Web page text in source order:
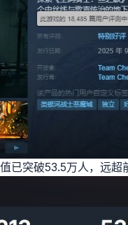
突破53.5万人，远超